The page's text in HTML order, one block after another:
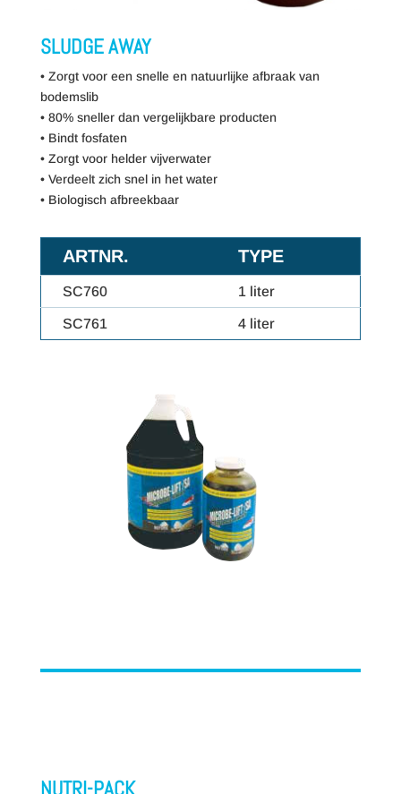
SLUDGE AWAY
• Zorgt voor een snelle en natuurlijke afbraak van
bodemslib
• 80% sneller dan vergelijkbare producten
• Bindt fosfaten
• Zorgt voor helder vijverwater
• Verdeelt zich snel in het water
• Biologisch afbreekbaar
ARTNR. TYPE
SC760 1 liter
SC761 4 liter
NUTRI-PACK